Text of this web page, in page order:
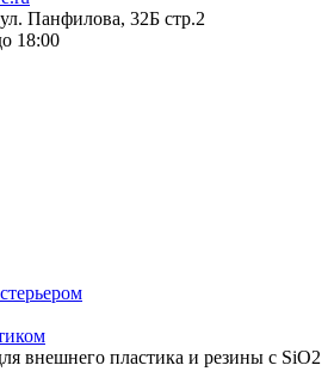
Панфилова, 32Б стр.2
18:00
внешнего пластика и резины с SiO2